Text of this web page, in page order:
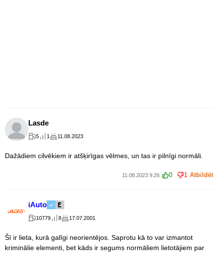
Lasde
5 1 11.08.2023
Dažādiem cilvēkiem ir atšķirīgas vēlmes, un tas ir pilnīgi normāli.
11.08.2023 9:26 0 1 Atbildēt
iAuto
10779 8 17.07.2001
Šī ir lieta, kurā galīgi neorientējos. Saprotu kā to var izmantot
kriminālie elementi, bet kāds ir segums normāliem lietotājiem par